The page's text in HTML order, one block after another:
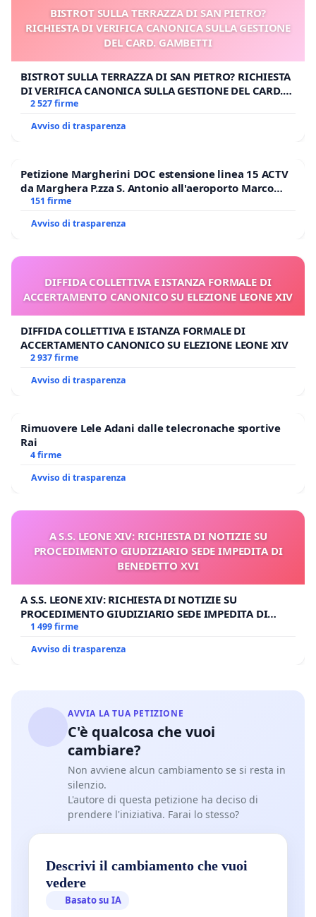
BISTROT SULLA TERRAZZA DI SAN PIETRO?
RICHIESTA DI VERIFICA CANONICA SULLA GESTIONE
DEL CARD. GAMBETTI
BISTROT SULLA TERRAZZA DI SAN PIETRO? RICHIESTA
DI VERIFICA CANONICA SULLA GESTIONE DEL CARD.
GAMBETTI
2 527 firme
Avviso di trasparenza
Petizione Margherini DOC estensione linea 15 ACTV
da Marghera P.zza S. Antonio all'aeroporto Marco
Polo tariffa a € 1,50
151 firme
Avviso di trasparenza
DIFFIDA COLLETTIVA E ISTANZA FORMALE DI
ACCERTAMENTO CANONICO SU ELEZIONE LEONE XIV
DIFFIDA COLLETTIVA E ISTANZA FORMALE DI
ACCERTAMENTO CANONICO SU ELEZIONE LEONE XIV
2 937 firme
Avviso di trasparenza
Rimuovere Lele Adani dalle telecronache sportive
Rai
4 firme
Avviso di trasparenza
A S.S. LEONE XIV: RICHIESTA DI NOTIZIE SU
PROCEDIMENTO GIUDIZIARIO SEDE IMPEDITA DI
BENEDETTO XVI
A S.S. LEONE XIV: RICHIESTA DI NOTIZIE SU
PROCEDIMENTO GIUDIZIARIO SEDE IMPEDITA DI
BENEDETTO XVI
1 499 firme
Avviso di trasparenza
AVVIA LA TUA PETIZIONE
C'è qualcosa che vuoi
cambiare?
Non avviene alcun cambiamento se si resta in
silenzio.
L'autore di questa petizione ha deciso di
prendere l'iniziativa. Farai lo stesso?
Descrivi il cambiamento che vuoi
vedere
Basato su IA